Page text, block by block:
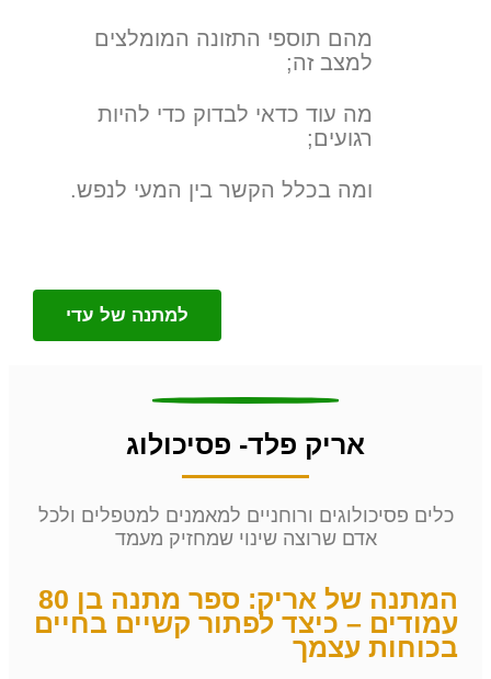
מהם תוספי התזונה המומלצים
למצב זה;
מה עוד כדאי לבדוק כדי להיות
רגועים;
ומה בכלל הקשר בין המעי לנפש.
למתנה של עדי
אריק פלד- פסיכולוג
כלים פסיכולוגים ורוחניים למאמנים למטפלים ולכל
אדם שרוצה שינוי שמחזיק מעמד
המתנה של אריק: ספר מתנה בן 80
עמודים – כיצד לפתור קשיים בחיים
בכוחות עצמך